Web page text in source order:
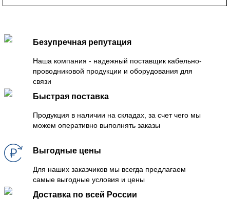
Безупречная репутация
Наша компания - надежный поставщик кабельно-
проводниковой продукции и оборудования для
связи
Быстрая поставка
Продукция в наличии на складах, за счет чего мы
можем оперативно выполнять заказы
Выгодные цены
Для наших заказчиков мы всегда предлагаем
самые выгодные условия и цены
Доставка по всей России